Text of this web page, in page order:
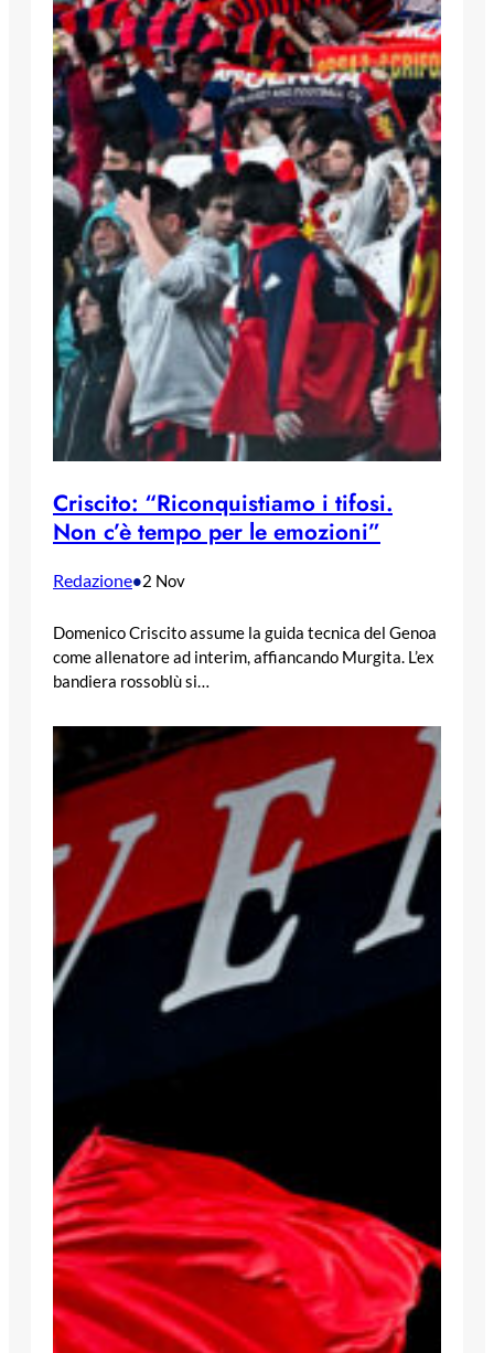
Criscito: “Riconquistiamo i tifosi.
Non c’è tempo per le emozioni”
Redazione•2 Nov
Domenico Criscito assume la guida tecnica del Genoa
come allenatore ad interim, affiancando Murgita. L’ex
bandiera rossoblù si…